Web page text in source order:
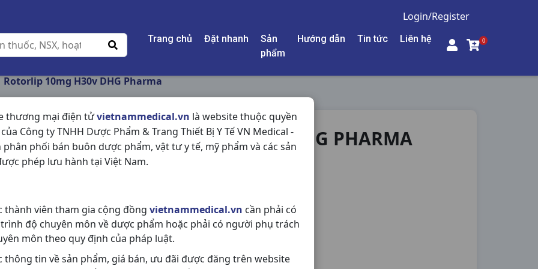
Login/Register
Trang chủ Đặt nhanh
Sản
phẩm
Hướng dẫn Tin tức Liên hệ 0
thương mại điện tửvietnammedical.vn là website thuộc quyền
Công ty TNHH Dược Phẩm & Trang Thiết Bị Y Tế VN Medical -
phân phối bán buôn dược phẩm, vật tư y tế, mỹ phẩm và các sản
phép lưu hành tại Việt Nam.
thành viên tham gia cộng đồng vietnammedical.vn cần phải có
độ chuyên môn về dược phẩm hoặc phải có người phụ trách
môn theo quy định của pháp luật.
thông tin về sản phẩm, giá bán, ưu đãi được đăng trên website
Rotorlip 10mg H30v DHG Pharma
ROTORLIP 10MG H30V DHG PHARMA
NSX:DHG Pharma
Chia sẻ qua mạng xã hội: